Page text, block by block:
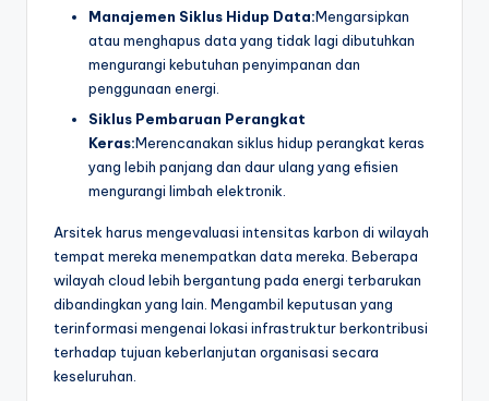
Manajemen Siklus Hidup Data:Mengarsipkan
atau menghapus data yang tidak lagi dibutuhkan
mengurangi kebutuhan penyimpanan dan
penggunaan energi.
Siklus Pembaruan Perangkat
Keras:Merencanakan siklus hidup perangkat keras
yang lebih panjang dan daur ulang yang efisien
mengurangi limbah elektronik.
Arsitek harus mengevaluasi intensitas karbon di wilayah
tempat mereka menempatkan data mereka. Beberapa
wilayah cloud lebih bergantung pada energi terbarukan
dibandingkan yang lain. Mengambil keputusan yang
terinformasi mengenai lokasi infrastruktur berkontribusi
terhadap tujuan keberlanjutan organisasi secara
keseluruhan.